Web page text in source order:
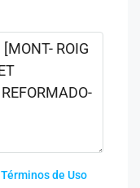
Términos de Uso